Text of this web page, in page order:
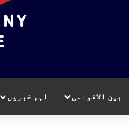
بین الاقوامی اہم خبریں